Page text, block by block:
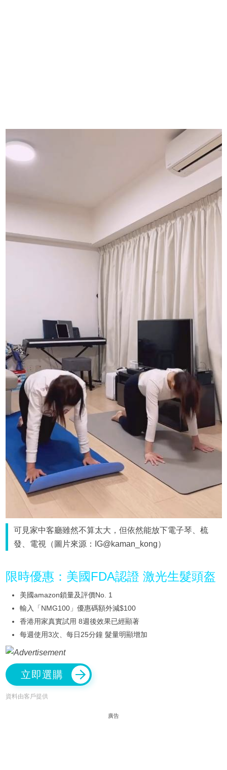
可見家中客廳雖然不算太大，但依然能放下電子琴、梳
發、電視（圖片來源：IG@kaman_kong）
限時優惠：美國FDA認證 激光生髮頭盔
美國amazon鎖量及評價No. 1
輸入「NMG100」優惠碼額外減$100
香港用家真實試用 8週後效果已經顯著
每週使用3次、每日25分鐘 髮量明顯增加
立即選購
資料由客戶提供
廣告